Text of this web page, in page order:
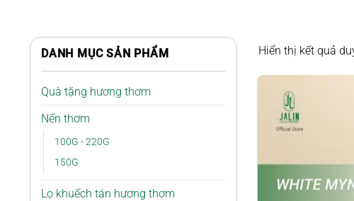
DANH MỤC SẢN PHẨM
Quà tặng hương thơm
Nến thơm
100G - 220G
150G
Lọ khuếch tán hương thơm
Hiển thị kết quả